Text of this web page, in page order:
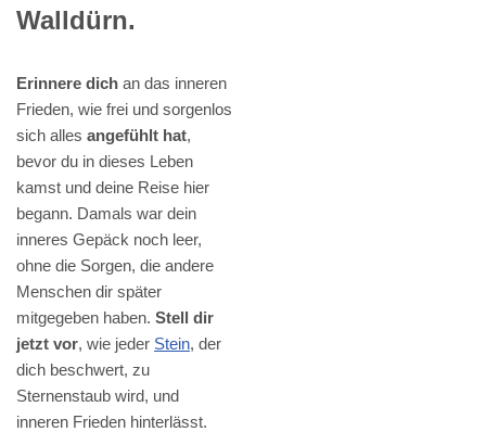
Walldürn.
Erinnere dich an das inneren
Frieden, wie frei und sorgenlos
sich alles angefühlt hat,
bevor du in dieses Leben
kamst und deine Reise hier
begann. Damals war dein
inneres Gepäck noch leer,
ohne die Sorgen, die andere
Menschen dir später
mitgegeben haben. Stell dir
jetzt vor, wie jeder Stein, der
dich beschwert, zu
Sternenstaub wird, und
inneren Frieden hinterlässt.